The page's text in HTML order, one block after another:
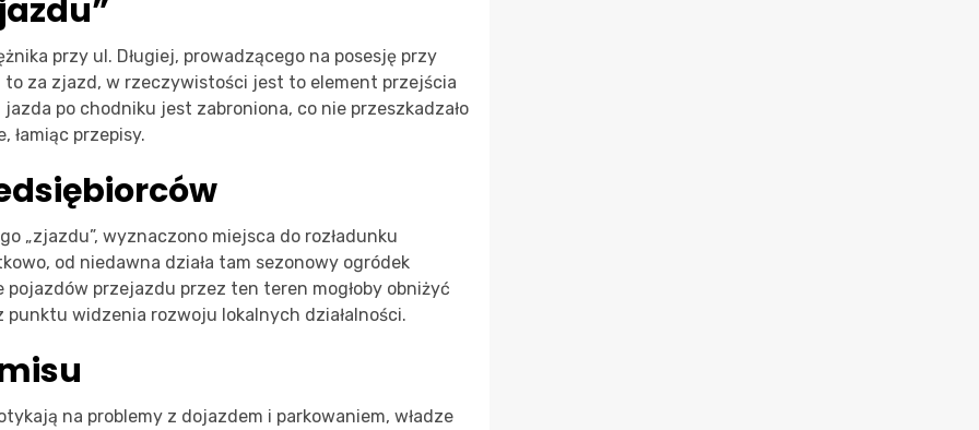
przy ul. Długiej, prowadzącego na posesję przy
to za zjazd, w rzeczywistości jest to element przejścia
po chodniku jest zabroniona, co nie przeszkadzało
łamiąc przepisy.
„zjazdu”, wyznaczono miejsca do rozładunku
od niedawna działa tam sezonowy ogródek
przejazdu przez ten teren mogłoby obniżyć
widzenia rozwoju lokalnych działalności.
na problemy z dojazdem i parkowaniem, władze